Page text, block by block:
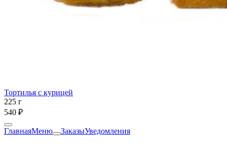
Тортилья с курицей
225 г
540 ₽
ГлавнаяМеню ЗаказыУведомления